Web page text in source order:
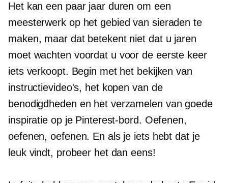
Het kan een paar jaar duren om een ​​
meesterwerk op het gebied van sieraden te
maken, maar dat betekent niet dat u jaren
moet wachten voordat u voor de eerste keer
iets verkoopt. Begin met het bekijken van
instructievideo's, het kopen van de
benodigdheden en het verzamelen van goede
inspiratie op je Pinterest-bord. Oefenen,
oefenen, oefenen. En als je iets hebt dat je
leuk vindt, probeer het dan eens!